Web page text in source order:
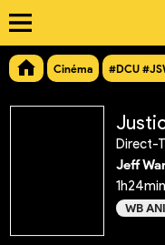
Cinéma #DCU
Direct-
Jeff
1h24min
WB